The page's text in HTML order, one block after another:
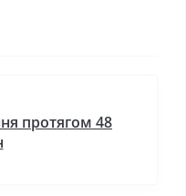
протягом 48